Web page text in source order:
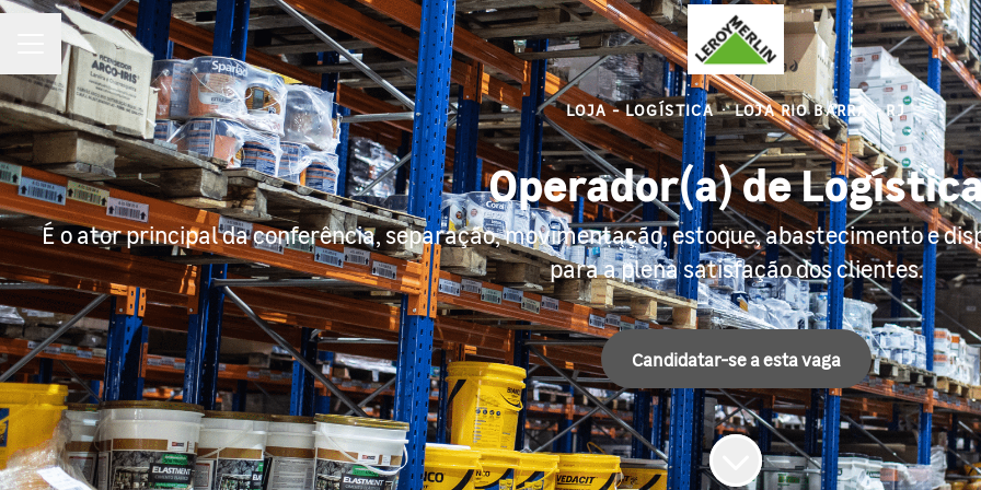
MENU DE CARREIRAS
LOJA - LOGÍSTICA · LOJA RIO BARRA - RJ
Operador(a) de
É o ator principal da conferência, separação, movimentação, estoque, abastecimento e
para a plena satisfação dos clientes.
Candidatar-se a esta vaga